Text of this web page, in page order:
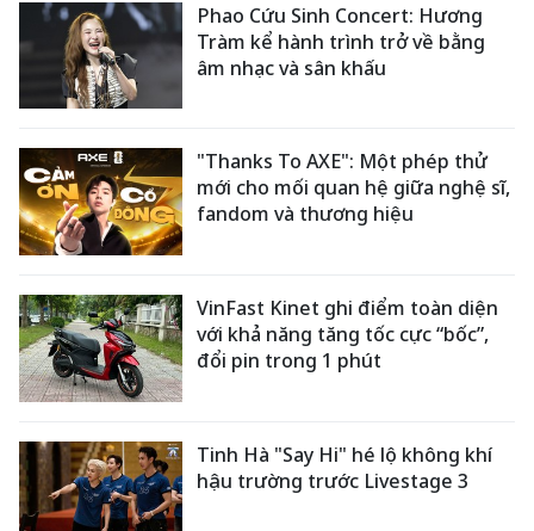
Phao Cứu Sinh Concert: Hương
Tràm kể hành trình trở về bằng
âm nhạc và sân khấu
"Thanks To AXE": Một phép thử
mới cho mối quan hệ giữa nghệ sĩ,
fandom và thương hiệu
VinFast Kinet ghi điểm toàn diện
với khả năng tăng tốc cực “bốc”,
đổi pin trong 1 phút
Tinh Hà "Say Hi" hé lộ không khí
hậu trường trước Livestage 3